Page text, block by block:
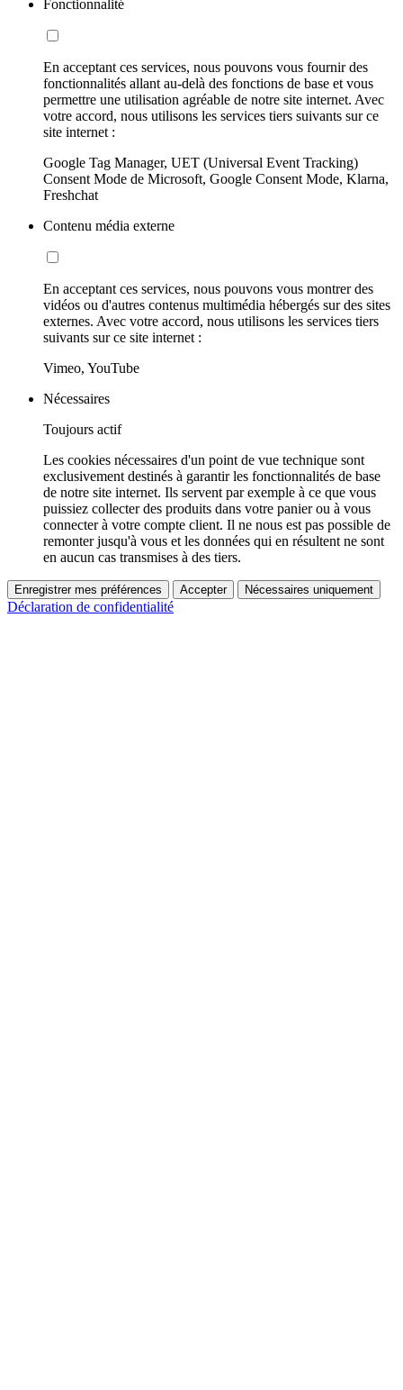
Fonctionnalité
En acceptant ces services, nous pouvons vous fournir des
fonctionnalités allant au-delà des fonctions de base et vous
permettre une utilisation agréable de notre site internet. Avec
votre accord, nous utilisons les services tiers suivants sur ce
site internet :
Google Tag Manager, UET (Universal Event Tracking)
Consent Mode de Microsoft, Google Consent Mode, Klarna,
Freshchat
Contenu média externe
En acceptant ces services, nous pouvons vous montrer des
vidéos ou d'autres contenus multimédia hébergés sur des sites
externes. Avec votre accord, nous utilisons les services tiers
suivants sur ce site internet :
Vimeo, YouTube
Nécessaires
Toujours actif
Les cookies nécessaires d'un point de vue technique sont
exclusivement destinés à garantir les fonctionnalités de base
de notre site internet. Ils servent par exemple à ce que vous
puissiez collecter des produits dans votre panier ou à vous
connecter à votre compte client. Il ne nous est pas possible de
remonter jusqu'à vous et les données qui en résultent ne sont
en aucun cas transmises à des tiers.
Enregistrer mes préférences Accepter Nécessaires uniquement
Déclaration de confidentialité